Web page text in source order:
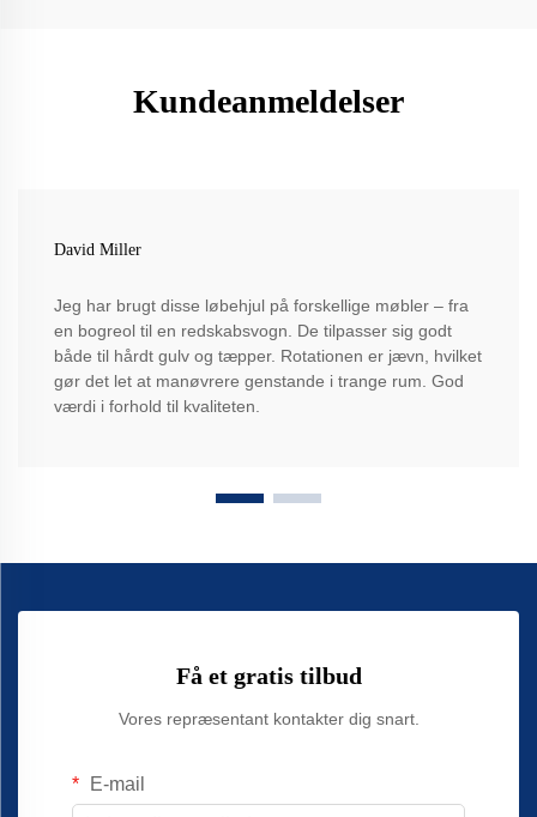
Kundeanmeldelser
David Miller
Jeg har brugt disse løbehjul på forskellige møbler – fra
en bogreol til en redskabsvogn. De tilpasser sig godt
både til hårdt gulv og tæpper. Rotationen er jævn, hvilket
gør det let at manøvrere genstande i trange rum. God
værdi i forhold til kvaliteten.
Få et gratis tilbud
Vores repræsentant kontakter dig snart.
E-mail